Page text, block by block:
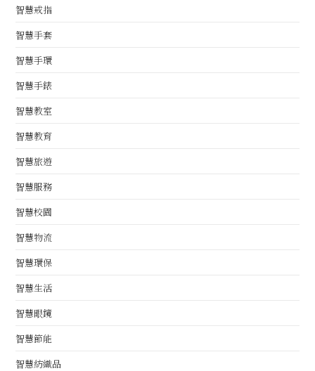
智慧戒指
智慧手套
智慧手環
智慧手錶
智慧教室
智慧教育
智慧旅遊
智慧服務
智慧校園
智慧物流
智慧環保
智慧生活
智慧眼鏡
智慧節能
智慧紡織品